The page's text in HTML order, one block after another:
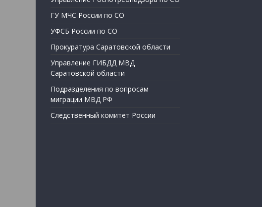
ГУ МЧС России по СО
УФСБ России по СО
Прокуратура Саратовской области
Управление ГИБДД МВД
Саратовской области
Подразделения по вопросам
миграции МВД РФ
Следственный комитет России